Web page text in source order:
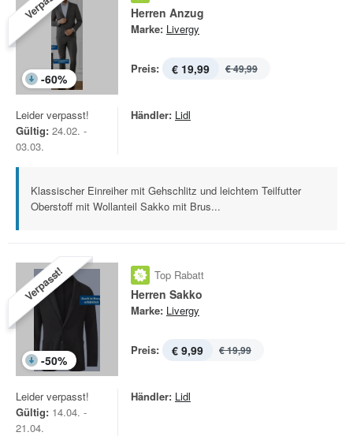
-60%
Herren Anzug
Marke: Livergy
Preis: € 19,99 € 49,99
Leider verpasst!
Gültig: 24.02. -
03.03.
Händler: Lidl
Klassischer Einreiher mit Gehschlitz und leichtem Teilfutter
Oberstoff mit Wollanteil Sakko mit Brus...
Verpasst!
-50%
Top Rabatt
Herren Sakko
Marke: Livergy
Preis: € 9,99 € 19,99
Leider verpasst!
Gültig: 14.04. -
21.04.
Händler: Lidl